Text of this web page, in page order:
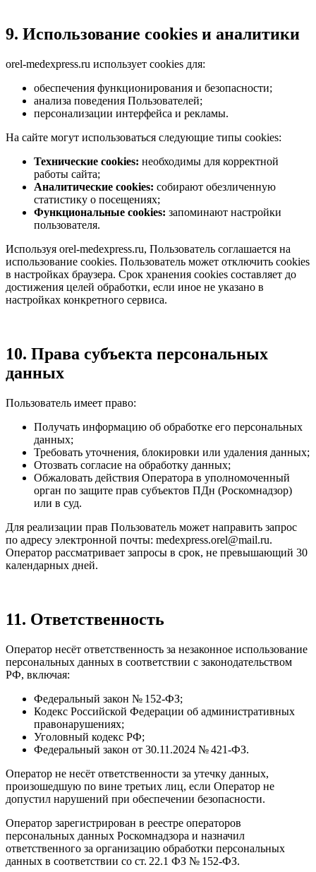
9. Использование cookies и аналитики
orel-medexpress.ru использует cookies для:
обеспечения функционирования и безопасности;
анализа поведения Пользователей;
персонализации интерфейса и рекламы.
На сайте могут использоваться следующие типы cookies:
Технические cookies: необходимы для корректной
работы сайта;
Аналитические cookies: собирают обезличенную
статистику о посещениях;
Функциональные cookies: запоминают настройки
пользователя.
Используя orel-medexpress.ru, Пользователь соглашается на
использование cookies. Пользователь может отключить cookies
в настройках браузера. Срок хранения cookies составляет до
достижения целей обработки, если иное не указано в
настройках конкретного сервиса.
10. Права субъекта персональных
данных
Пользователь имеет право:
Получать информацию об обработке его персональных
данных;
Требовать уточнения, блокировки или удаления данных;
Отозвать согласие на обработку данных;
Обжаловать действия Оператора в уполномоченный
орган по защите прав субъектов ПДн (Роскомнадзор)
или в суд.
Для реализации прав Пользователь может направить запрос
по адресу электронной почты: medexpress.orel@mail.ru.
Оператор рассматривает запросы в срок, не превышающий 30
календарных дней.
11. Ответственность
Оператор несёт ответственность за незаконное использование
персональных данных в соответствии с законодательством
РФ, включая:
Федеральный закон № 152-ФЗ;
Кодекс Российской Федерации об административных
правонарушениях;
Уголовный кодекс РФ;
Федеральный закон от 30.11.2024 № 421-ФЗ.
Оператор не несёт ответственности за утечку данных,
произошедшую по вине третьих лиц, если Оператор не
допустил нарушений при обеспечении безопасности.
Оператор зарегистрирован в реестре операторов
персональных данных Роскомнадзора и назначил
ответственного за организацию обработки персональных
данных в соответствии со ст. 22.1 ФЗ № 152-ФЗ.